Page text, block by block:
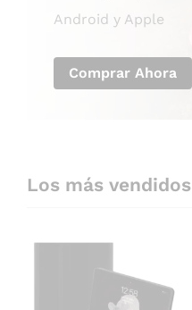
Android y Apple
Comprar Ahora
Los más vendidos